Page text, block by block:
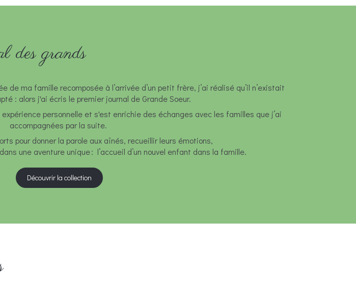
des grands
de ma famille recomposée à l’arrivée d’un petit frère, j’ai réalisé qu’il n’existait
: alors j'ai écris le premier journal de Grande Soeur.
personnelle et s'est enrichie des échanges avec les familles que j’ai
accompagnées par la suite.
pour donner la parole aux aînés, recueillir leurs émotions,
une aventure unique : l’accueil d’un nouvel enfant dans la famille.
Découvrir la collection